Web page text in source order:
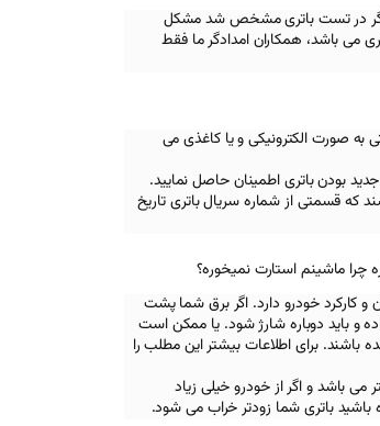
اگر در تست باتری مشخص شد مشکل
می باشد، همکاران امدادگر ما فقط
به صورت الکترونیکی و یا کاغذی می
جدید بودن باتری اطمینان حاصل نمایید.
که قسمتی از شماره سریال باتری تاریخ
چرا ماشینم استارت نمیخوره؟
و کارکرد خودرو دارد. اگر برق شما پشت
و باید دوباره شارژ شود. یا ممکن است
برای اطلاعات بیشتر این مطلب را
دو سال یا 40 هزار کیلومتر می باشد و اگر از خودرو خیلی زیاد
باشید باتری شما زودتر خراب می شود.